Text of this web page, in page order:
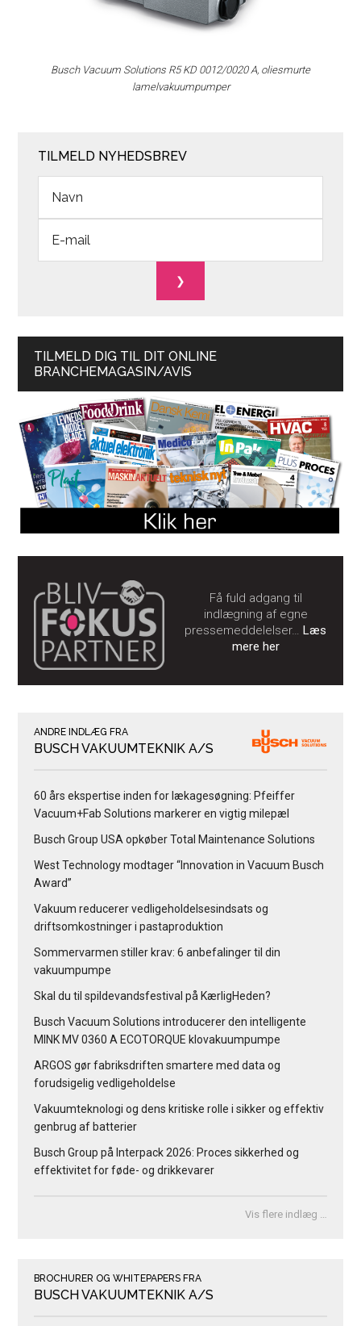
Busch Vacuum Solutions R5 KD 0012/0020 A, oliesmurte
lamelvakuumpumper
TILMELD NYHEDSBREV
TILMELD DIG TIL DIT ONLINE
BRANCHEMAGASIN/AVIS
Få fuld adgang til
indlægning af egne
pressemeddelelser…Læs
mere her
ANDRE INDLÆG FRA
BUSCH VAKUUMTEKNIK A/S
60 års ekspertise inden for lækagesøgning: Pfeiffer
Vacuum+Fab Solutions markerer en vigtig milepæl
Busch Group USA opkøber Total Maintenance Solutions
West Technology modtager “Innovation in Vacuum Busch
Award”
Vakuum reducerer vedligeholdelsesindsats og
driftsomkostninger i pastaproduktion
Sommervarmen stiller krav: 6 anbefalinger til din
vakuumpumpe
Skal du til spildevandsfestival på KærligHeden?
Busch Vacuum Solutions introducerer den intelligente
MINK MV 0360 A ECOTORQUE klovakuumpumpe
ARGOS gør fabriksdriften smartere med data og
forudsigelig vedligeholdelse
Vakuumteknologi og dens kritiske rolle i sikker og effektiv
genbrug af batterier
Busch Group på Interpack 2026: Proces sikkerhed og
effektivitet for føde- og drikkevarer
Vis flere indlæg …
BROCHURER OG WHITEPAPERS FRA
BUSCH VAKUUMTEKNIK A/S